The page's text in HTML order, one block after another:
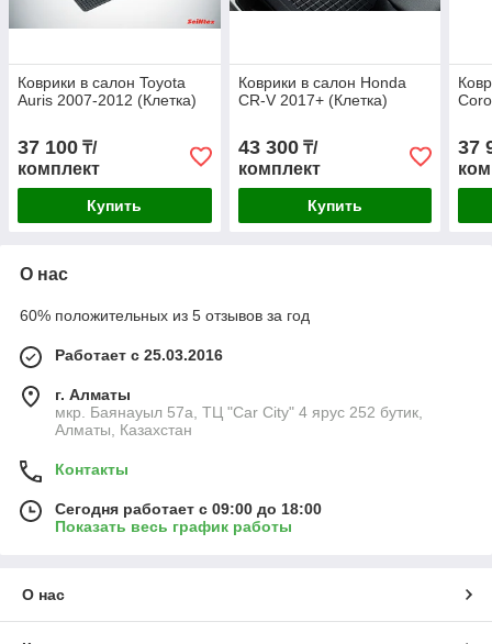
Коврики в салон Toyota
Auris 2007-2012 (Клетка)
37 100 ₸/
комплект
Купить
Коврики в салон Honda
CR-V 2017+ (Клетка)
43 300₸/
комплект
Купить
37
О нас
60% положительных из 5 отзывов за год
Работает с 25.03.2016
г. Алматы
мкр. Баянауыл 57а, ТЦ "Car Сity" 4 ярус 252 бутик,
Алматы, Казахстан
Контакты
Сегодня работает с 09:00 до 18:00
Показать весь график работы
О нас